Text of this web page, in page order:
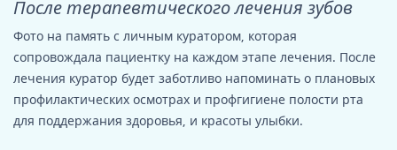
После терапевтического лечения зубов
Фото на память с личным куратором, которая
сопровождала пациентку на каждом этапе лечения. После
лечения куратор будет заботливо напоминать о плановых
профилактических осмотрах и профгигиене полости рта
для поддержания здоровья, и красоты улыбки.